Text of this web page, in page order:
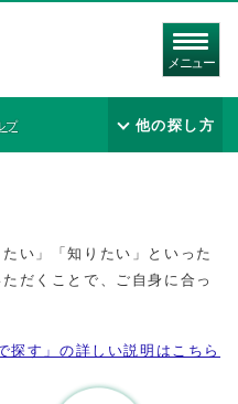
メニュー
プ 他の探し方
い」「知りたい」といった
だくことで、ご自身に合っ
探す」の詳しい説明はこちら